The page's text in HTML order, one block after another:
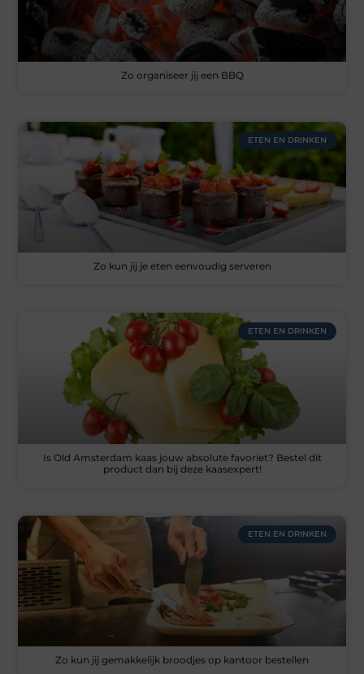
Zo organiseer jij een BBQ
ETEN EN DRINKEN
Zo kun jij je eten eenvoudig serveren
ETEN EN DRINKEN
Is Old Amsterdam kaas jouw absolute favoriet? Bestel dit
product dan bij deze kaasexpert!
ETEN EN DRINKEN
Zo kun jij gemakkelijk broodjes op kantoor bestellen